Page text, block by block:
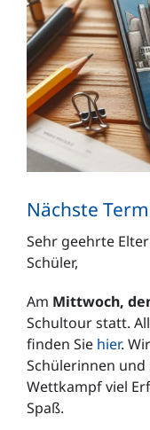
Nächste
Sehr geehrte
Schüler,
Am Mittwoch,
Schultour statt.
finden Sie hier.
Schülerinnen
Wettkampf viel
Spaß.